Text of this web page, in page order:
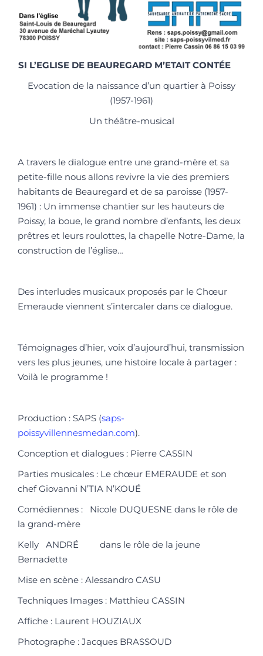
SI L’EGLISE DE BEAUREGARD M’ETAIT CONTÉE
Evocation de la naissance d’un quartier à Poissy
(1957-1961)
Un théâtre-musical
A travers le dialogue entre une grand-mère et sa
petite-fille nous allons revivre la vie des premiers
habitants de Beauregard et de sa paroisse (1957-
1961) : Un immense chantier sur les hauteurs de
Poissy, la boue, le grand nombre d’enfants, les deux
prêtres et leurs roulottes, la chapelle Notre-Dame, la
construction de l’église…
Des interludes musicaux proposés par le Chœur
Emeraude viennent s’intercaler dans ce dialogue.
Témoignages d’hier, voix d’aujourd’hui, transmission
vers les plus jeunes, une histoire locale à partager :
Voilà le programme !
Production : SAPS (saps-
poissyvillennesmedan.com).
Conception et dialogues : Pierre CASSIN
Parties musicales : Le chœur EMERAUDE et son
chef Giovanni N’TIA N’KOUÉ
Comédiennes : Nicole DUQUESNE dans le rôle de
la grand-mère
Kelly ANDRÉ dans le rôle de la jeune
Bernadette
Mise en scène : Alessandro CASU
Techniques Images : Matthieu CASSIN
Affiche : Laurent HOUZIAUX
Photographe : Jacques BRASSOUD